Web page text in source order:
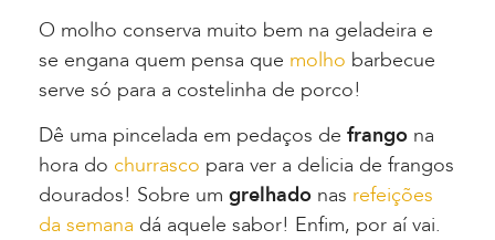
O molho conserva muito bem na geladeira e
se engana quem pensa que molho barbecue
serve só para a costelinha de porco!
Dê uma pincelada em pedaços de frango na
hora do churrasco para ver a delicia de frangos
dourados! Sobre um grelhado nas refeições
da semana dá aquele sabor! Enfim, por aí vai.